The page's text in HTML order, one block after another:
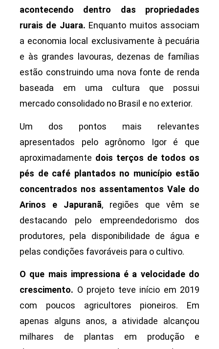
acontecendo dentro das propriedades
rurais de Juara. Enquanto muitos associam
a economia local exclusivamente à pecuária
e às grandes lavouras, dezenas de famílias
estão construindo uma nova fonte de renda
baseada em uma cultura que possui
mercado consolidado no Brasil e no exterior.
Um dos pontos mais relevantes
apresentados pelo agrônomo Igor é que
aproximadamente dois terços de todos os
pés de café plantados no município estão
concentrados nos assentamentos Vale do
Arinos e Japuranã, regiões que vêm se
destacando pelo empreendedorismo dos
produtores, pela disponibilidade de água e
pelas condições favoráveis para o cultivo.
O que mais impressiona é a velocidade do
crescimento. O projeto teve início em 2019
com poucos agricultores pioneiros. Em
apenas alguns anos, a atividade alcançou
milhares de plantas em produção e